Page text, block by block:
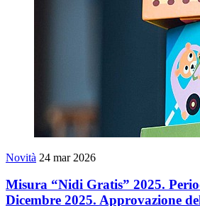
Novità 24 mar 2026
Misura “Nidi Gratis” 2025.
Dicembre 2025. Approvazione